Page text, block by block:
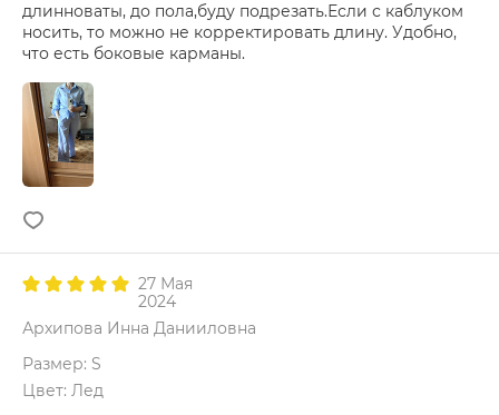
длинноваты, до пола,буду подрезать.Если с каблуком
носить, то можно не корректировать длину. Удобно,
что есть боковые карманы.
27 Мая
2024
Архипова Инна Данииловна
Размер: S
Цвет: Лед